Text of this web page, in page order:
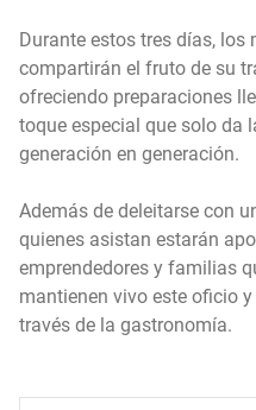
Durante estos tres días, los
compartirán el fruto de su
ofreciendo preparaciones
toque especial que solo da
generación en generación.
Además de deleitarse con
quienes asistan estarán
emprendedores y familias
mantienen vivo este oficio
través de la gastronomía.